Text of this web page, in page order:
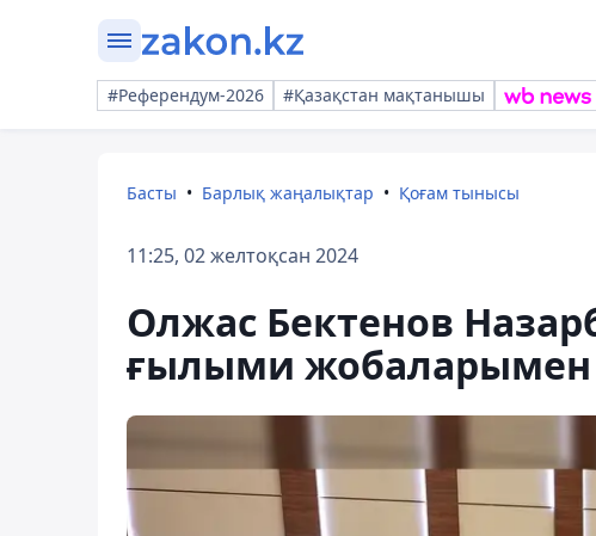
#Референдум-2026 #Қазақстан мақтанышы
Басты Барлық жаңалықтар Қоғам тынысы
11:25, 02 желтоқсан 2024
Олжас Бектенов
ғылыми жобаларымен